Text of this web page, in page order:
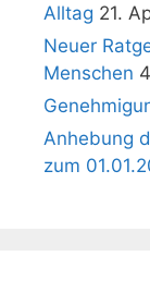
Alltag 21.
Neuer
Menschen
Anhebung
zum